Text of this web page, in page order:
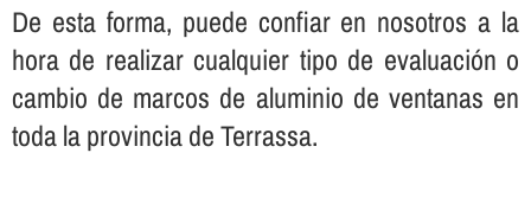
De esta forma, puede confiar en nosotros a la
hora de realizar cualquier tipo de evaluación o
cambio de marcos de aluminio de ventanas en
toda la provincia de Terrassa.